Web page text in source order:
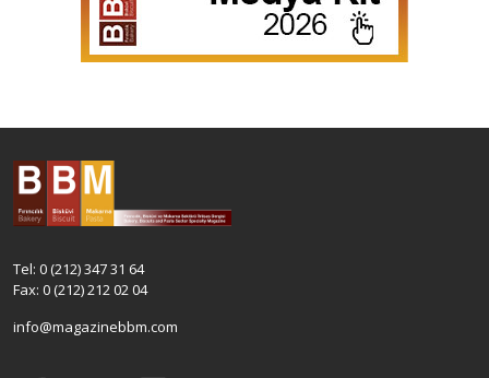
Tel: 0 (212) 347 31 64
Fax: 0 (212) 212 02 04
info@magazinebbm.com